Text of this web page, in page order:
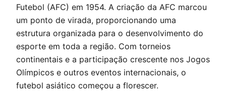
Futebol (AFC) em 1954. A criação da AFC marcou
um ponto de virada, proporcionando uma
estrutura organizada para o desenvolvimento do
esporte em toda a região. Com torneios
continentais e a participação crescente nos Jogos
Olímpicos e outros eventos internacionais, o
futebol asiático começou a florescer.